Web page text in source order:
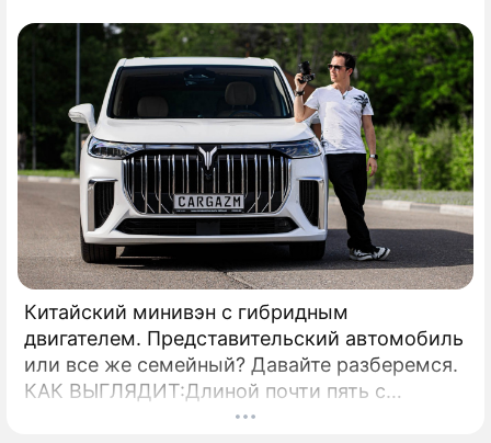
Китайский минивэн с гибридным
двигателем. Представительский автомобиль
или все же семейный? Давайте разберемся.
КАК ВЫГЛЯДИТ:Длиной почти пять с
половиной метров, этот автомобиль очень